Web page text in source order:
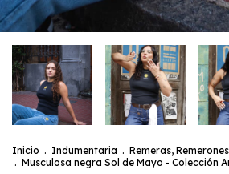
Inicio . Indumentaria . Remeras,
. Musculosa negra Sol de Mayo - Colección